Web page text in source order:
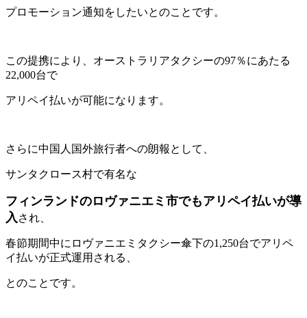
プロモーション通知をしたいとのことです。
この提携により、オーストラリアタクシーの97％にあたる
22,000台で
アリペイ払いが可能になります。
さらに中国人国外旅行者への朗報として、
サンタクロース村で有名な
フィンランドのロヴァニエミ市でもアリペイ払いが導
入され、
春節期間中にロヴァニエミタクシー傘下の1,250台でアリペ
イ払いが正式運用される、
とのことです。